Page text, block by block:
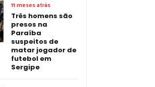
11 meses atrás
Três homens são
presos na
Paraíba
suspeitos de
matar jogador de
futebol em
Sergipe